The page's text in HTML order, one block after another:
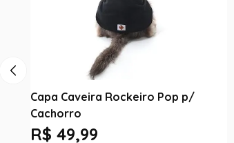
Capa Caveira Rockeiro Pop p/
Cachorro
R$ 49,99